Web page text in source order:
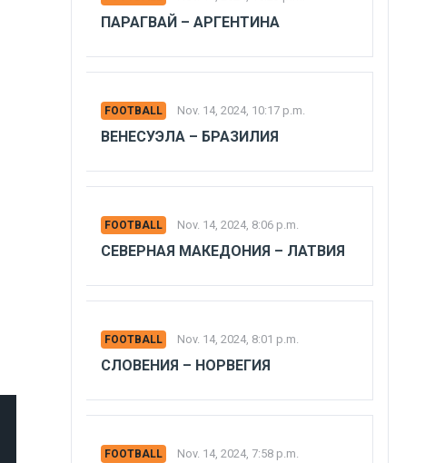
ПАРАГВАЙ – АРГЕНТИНА
FOOTBALL Nov. 14, 2024, 10:17 p.m.
ВЕНЕСУЭЛА – БРАЗИЛИЯ
FOOTBALL Nov. 14, 2024, 8:06 p.m.
СЕВЕРНАЯ МАКЕДОНИЯ – ЛАТВИЯ
FOOTBALL Nov. 14, 2024, 8:01 p.m.
СЛОВЕНИЯ – НОРВЕГИЯ
FOOTBALL Nov. 14, 2024, 7:58 p.m.